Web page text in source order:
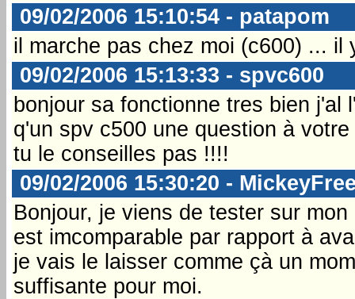
09/02/2006 15:10:54 - patapom
il marche pas chez moi (c600) ...
09/02/2006 15:13:33 - spvc600
bonjour sa fonctionne tres bien
q'un spv c500 une question à
tu le conseilles pas !!!!
09/02/2006 15:30:20 -
Bonjour, je viens de tester sur
est imcomparable par rapport à
je vais le laisser comme çà un
suffisante pour moi.